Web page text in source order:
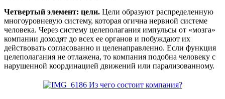
Четвертый элемент: цели. Цели образуют распределенную
многоуровневую систему, которая огична нервной системе
человека. Через систему целеполагания импульсы от «мозга»
компании доходят до всех ее органов и побуждают их
действовать согласованно и целенаправленно. Если функция
целеполагания не отлажена, то компания подобна человеку с
нарушенной координацией движений или парализованному.